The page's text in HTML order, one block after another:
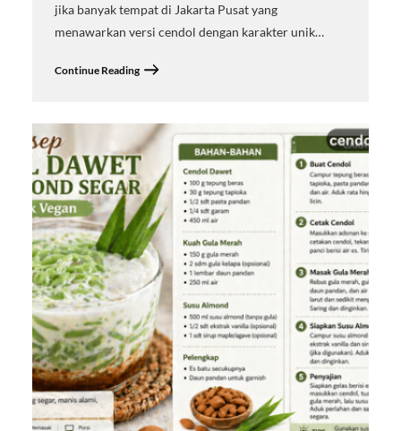
jika banyak tempat di Jakarta Pusat yang
menawarkan versi cendol dengan karakter unik…
Continue Reading